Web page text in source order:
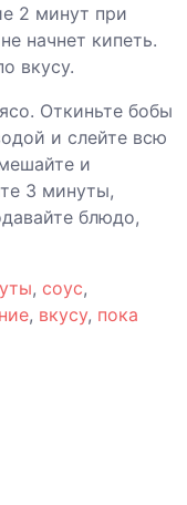
2 минут при
начнет кипеть.
вкусу.
Откиньте бобы
и слейте всю
и
3 минуты,
блюдо,
, соус,
, вкусу, пока